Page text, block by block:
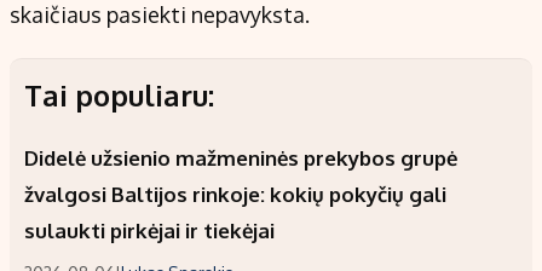
skaičiaus pasiekti nepavyksta.
Tai populiaru:
Didelė užsienio mažmeninės prekybos grupė
žvalgosi Baltijos rinkoje: kokių pokyčių gali
sulaukti pirkėjai ir tiekėjai